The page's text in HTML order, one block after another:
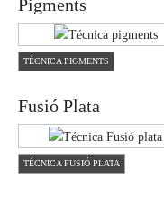
Pigments
TÉCNICA PIGMENTS
Fusió Plata
TÉCNICA FUSIÓ PLATA